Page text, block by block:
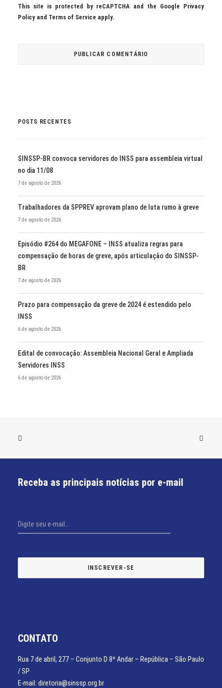
This site is protected by reCAPTCHA and the Google Privacy
Policy and Terms of Service apply.
POSTS RECENTES
SINSSP-BR convoca servidores do INSS para assembleia virtual
no dia 11/08
7 de agosto de 2026
Trabalhadores da SPPREV aprovam plano de luta rumo à greve
7 de agosto de 2026
Episódio #264 do MEGAFONE – INSS atualiza regras para
compensação de horas de greve, após articulação do SINSSP-
BR
7 de agosto de 2026
Prazo para compensação da greve de 2024 é estendido pelo
INSS
6 de agosto de 2026
Edital de convocação: Assembleia Nacional Geral e Ampliada
Servidores INSS
6 de agosto de 2026
Receba as principais notícias por e-mail
CONTATO
Rua 7 de abril, 277 – Conjunto D 8º Andar – República – São Paulo
/ SP
E-mail: diretoria@sinssp.org.br